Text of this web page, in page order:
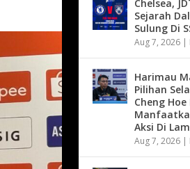
Chelsea,
Sejarah
Sulung Di
Aug 7, 2026 |
Harimau
Pilihan
Cheng
Aksi Di
Aug 7, 2026 |